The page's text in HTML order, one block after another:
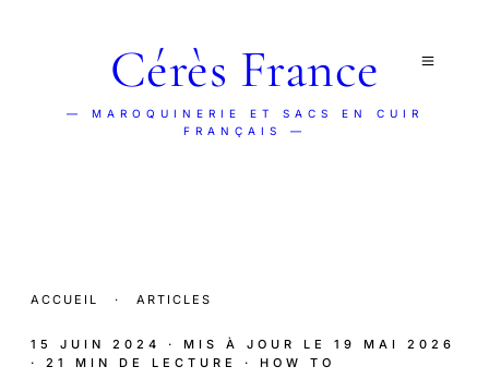
Cérès France
— MAROQUINERIE ET SACS EN CUIR
FRANÇAIS —
ACCUEIL · ARTICLES
15 JUIN 2024 · MIS À JOUR LE 19 MAI 2026
· 21 MIN DE LECTURE
· HOW TO